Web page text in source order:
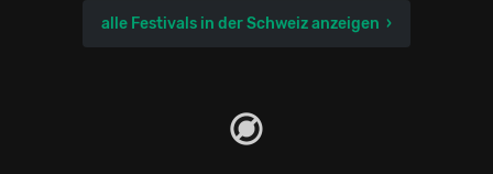
alle Festivals in der Schweiz anzeigen